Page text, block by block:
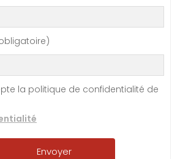
la politique de confidentialité de